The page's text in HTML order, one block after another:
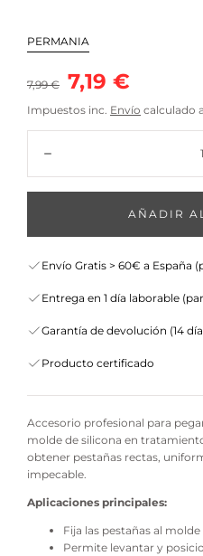
PERMANIA
regular
7,99 €
Precio
de
venta
7,19 €
Impuestos inc. Envío calculado
AÑADIR
Envío Gratis > 60€ a España
Entrega en 1 día laborable
Garantía de devolución (14
Producto certificado
Accesorio profesional para
molde de silicona en
obtener pestañas rectas,
impecable.
Aplicaciones principales:
Fija las pestañas al
Permite levantar y